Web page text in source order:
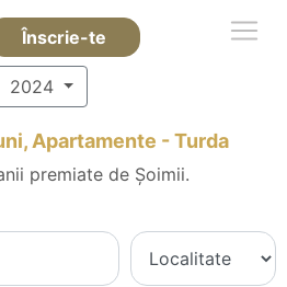
Înscrie-te
2024
Apartamente - Turda
premiate de Șoimii.